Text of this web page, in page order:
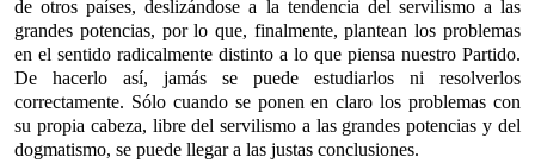
de otros países, deslizándose a la tendencia del servilismo a las
grandes potencias, por lo que, finalmente, plantean los problemas
en el sentido radicalmente distinto a lo que piensa nuestro Partido.
De hacerlo así, jamás se puede estudiarlos ni resolverlos
correctamente. Sólo cuando se ponen en claro los problemas con
su propia cabeza, libre del servilismo a las grandes potencias y del
dogmatismo, se puede llegar a las justas conclusiones.